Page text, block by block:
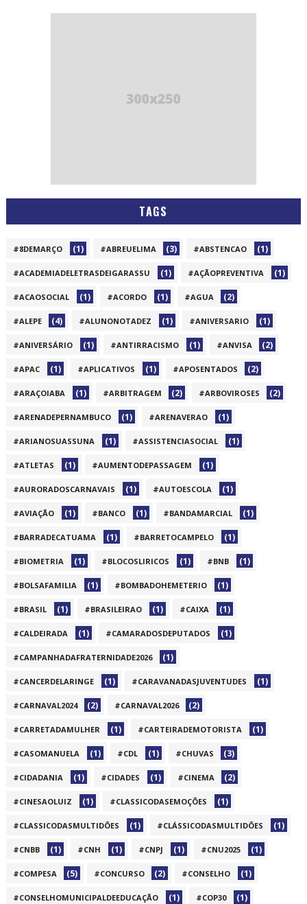
TAGS
#8DEMARÇO (1) #ABREUELIMA (3) #ABSTENCAO (1)
#ACADEMIADELETRASDEIGARASSU (1) #AÇÃOPREVENTIVA (1)
#ACAOSOCIAL (1) #ACORDO (1) #AGUA (2)
#ALEPE (4) #ALUNONOTADEZ (1) #ANIVERSARIO (1)
#ANIVERSÁRIO (1) #ANTIRRACISMO (1) #ANVISA (2)
#APAC (1) #APLICATIVOS (1) #APOSENTADOS (2)
#ARAÇOIABA (1) #ARBITRAGEM (2) #ARBOVIROSES (2)
#ARENADEPERNAMBUCO (1) #ARENAVERAO (1)
#ARIANOSUASSUNA (1) #ASSISTENCIASOCIAL (1)
#ATLETAS (1) #AUMENTODEPASSAGEM (1)
#AURORADOSCARNAVAIS (1) #AUTOESCOLA (1)
#AVIAÇÃO (1) #BANCO (1) #BANDAMARCIAL (1)
#BARRADECATUAMA (1) #BARRETOCAMPELO (1)
#BIOMETRIA (1) #BLOCOSLIRICOS (1) #BNB (1)
#BOLSAFAMILIA (1) #BOMBADOHEMETERIO (1)
#BRASIL (1) #BRASILEIRAO (1) #CAIXA (1)
#CALDEIRADA (1) #CAMARADOSDEPUTADOS (1)
#CAMPANHADAFRATERNIDADE2026 (1)
#CANCERDELARINGE (1) #CARAVANADASJUVENTUDES (1)
#CARNAVAL2024 (2) #CARNAVAL2026 (2)
#CARRETADAMULHER (1) #CARTEIRADEMOTORISTA (1)
#CASOMANUELA (1) #CDL (1) #CHUVAS (3)
#CIDADANIA (1) #CIDADES (1) #CINEMA (2)
#CINESAOLUIZ (1) #CLASSICODASEMOÇÕES (1)
#CLASSICODASMULTIDÕES (1) #CLÁSSICODASMULTIDÕES (1)
#CNBB (1) #CNH (1) #CNPJ (1) #CNU2025 (1)
#COMPESA (5) #CONCURSO (2) #CONSELHO (1)
#CONSELHOMUNICIPALDEEDUCAÇÃO (1) #COP30 (1)